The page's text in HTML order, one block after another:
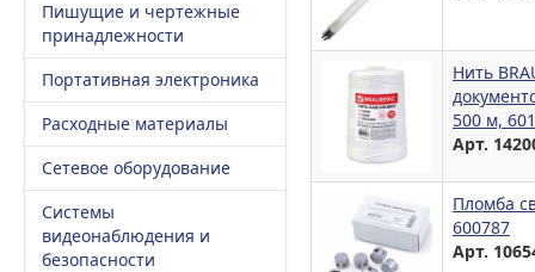
Пишущие и чертежные
принадлежности
Портативная электроника
Расходные материалы
Сетевое оборудование
Системы
видеонаблюдения и
безопасности
Нить
500 м,
Арт.
Пломба
600787
Арт.